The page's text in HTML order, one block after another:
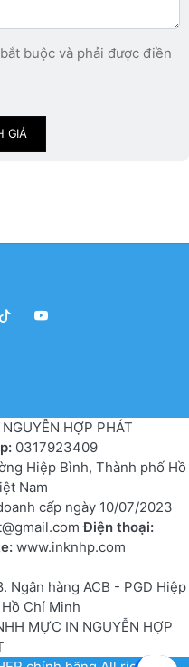
buộc và phải được điền
GIÁ
HỢP PHÁT
0317923409
Hiệp Bình, Thành phố Hồ
Nam
cấp ngày 10/07/2023
Điện thoại:
www.inknhp.com
Ngân hàng ACB - PGD Hiệp
Chí Minh
MỰC IN NGUYỄN HỢP